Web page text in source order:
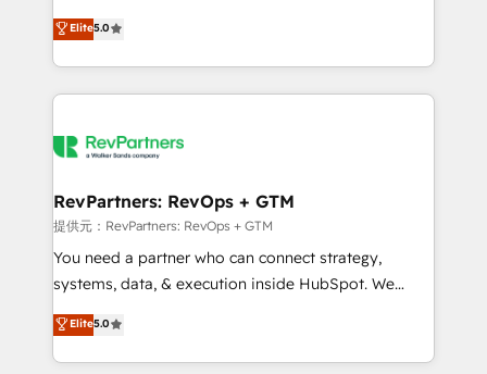
management, systems integration, and creative
solutions that deliver measurable impact and
transform brand experiences As one of the few full-
service creative agencies in the HubSpot
winning design to build scalable, globally
marketing campaigns, & RevOps frameworks that
fuel long-term success We connect the entire
customer lifecycle through seamless integrations,
ensure long-term adoption with change-
and service to drive sustainable growth With 6 key
HubSpot accreditations and experience across
Elite5.0
RevPartners: RevOps + GTM
提供元：RevPartners: RevOps + GTM
You need a partner who can connect strategy,
systems, data, & execution inside HubSpot. We
bridge the gap where most agencies fall short by
combining GTM strategy with technical execution to
solve the right problem with the right solution. As the
Elite5.0